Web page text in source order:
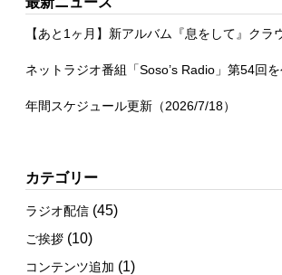
ネットラジオ番組「Soso’s Radio」第54回を
年間スケジュール更新（2026/7/18）
カテゴリー
ラジオ配信 (45)
ご挨拶 (10)
コンテンツ追加 (1)